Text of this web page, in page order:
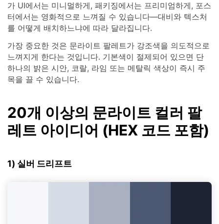
가 UI에서는 미니멀하게, 패키징에서는 프리미엄하게, 포스
터에서는 영화적으로 느껴질 수 있습니다—대비와 텍스처
를 어떻게 배치하느냐에 따라 달라집니다.
가장 중요한 것은 문라이트 팔레트가 강조색을 의도적으로
느껴지게 한다는 것입니다. 기본색이 절제되어 있으면 단
하나의 밝은 시안, 코랄, 라임 또는 메탈릭 색상이 즉시 주
목을 끌 수 있습니다.
20개 이상의 문라이트 컬러 팔
레트 아이디어 (HEX 코드 포함)
1) 실버 드리프트